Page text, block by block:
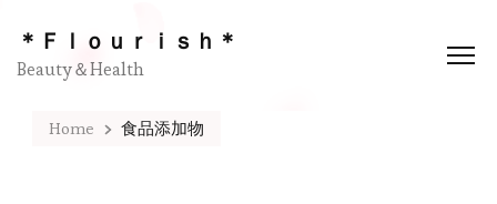
＊Ｆｌｏｕｒｉｓｈ＊
Beauty＆Health
Home 食品添加物